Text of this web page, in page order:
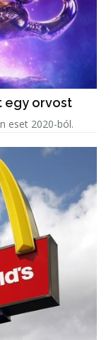
egy orvost
eset 2020-ból.